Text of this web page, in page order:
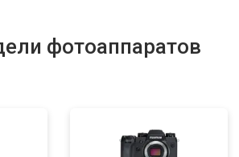
фотоаппаратов